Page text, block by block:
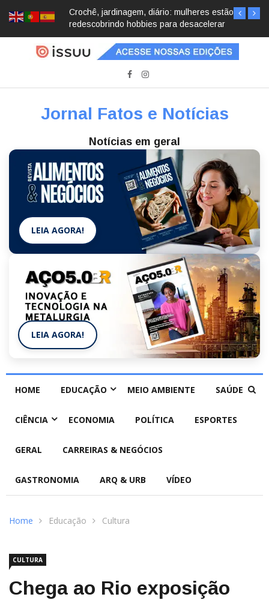
Crochê, jardinagem, diário: mulheres estão
redescobrindo hobbies para desacelerar
Jornal Fatos e Notícias
Notícias em geral
LEIA AGORA!
LEIA AGORA!
HOME EDUCAÇÃO MEIO AMBIENTE SAÚDE
CIÊNCIA ECONOMIA POLÍTICA ESPORTES
GERAL CARREIRAS & NEGÓCIOS
GASTRONOMIA ARQ & URB VÍDEO
Home Educação Cultura
CULTURA
Chega ao Rio exposição